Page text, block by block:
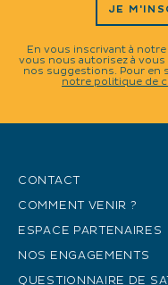
JE
En vous inscrivant à
vous nous autorisez à
nos suggestions. Pour en
notre politique de
CONTACT
COMMENT VENIR ?
ESPACE PARTENAIRES
NOS ENGAGEMENTS
QUESTIONNAIRE DE